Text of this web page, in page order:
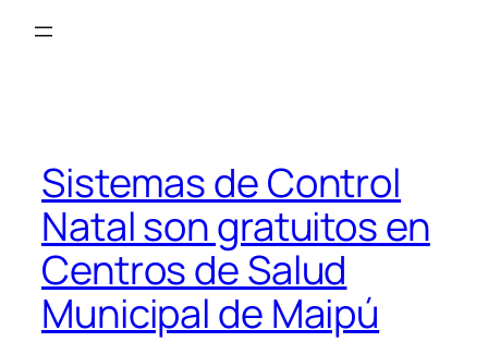
Sistemas de Control
Natal son gratuitos en
Centros de Salud
Municipal de Maipú